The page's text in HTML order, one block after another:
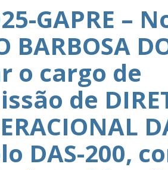
GAPRE –
BARBOSA
o cargo de
de
DAS-200,